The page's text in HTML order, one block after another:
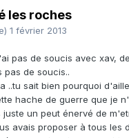
les roches
1 février 2013
pas de soucis avec xav,
pas de soucis..
..tu sait bien pourquoi
hache de guerre que je
juste un peut énervé de
avais proposer à tous les